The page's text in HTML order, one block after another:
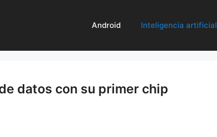
Android Inteligencia artificial
datos con su primer chip